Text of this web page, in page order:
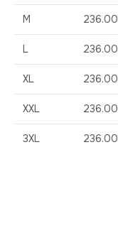
M 236.00
L 236.00
XL 236.00
XXL 236.00
3XL 236.00